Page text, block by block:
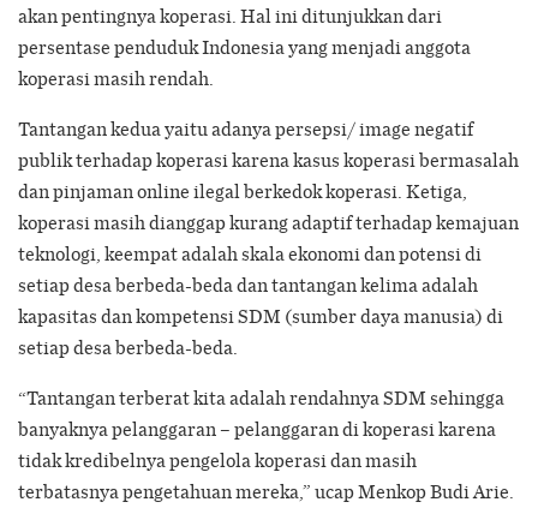
akan pentingnya koperasi. Hal ini ditunjukkan dari
persentase penduduk Indonesia yang menjadi anggota
koperasi masih rendah.
Tantangan kedua yaitu adanya persepsi/ image negatif
publik terhadap koperasi karena kasus koperasi bermasalah
dan pinjaman online ilegal berkedok koperasi. Ketiga,
koperasi masih dianggap kurang adaptif terhadap kemajuan
teknologi, keempat adalah skala ekonomi dan potensi di
setiap desa berbeda-beda dan tantangan kelima adalah
kapasitas dan kompetensi SDM (sumber daya manusia) di
setiap desa berbeda-beda.
“Tantangan terberat kita adalah rendahnya SDM sehingga
banyaknya pelanggaran – pelanggaran di koperasi karena
tidak kredibelnya pengelola koperasi dan masih
terbatasnya pengetahuan mereka,” ucap Menkop Budi Arie.